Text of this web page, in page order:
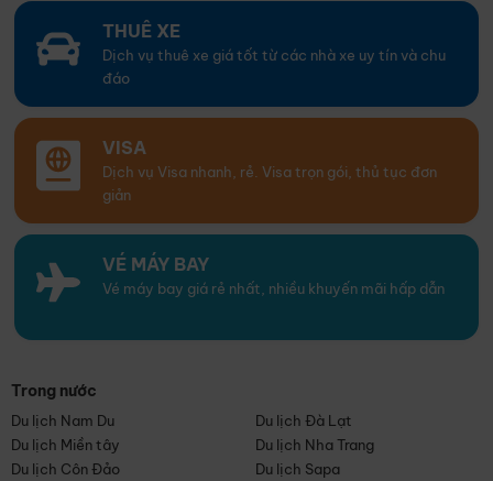
THUÊ XE
Dịch vụ thuê xe giá tốt từ các nhà xe uy tín và chu
đáo
VISA
Dịch vụ Visa nhanh, rẻ. Visa trọn gói, thủ tục đơn
giản
VÉ MÁY BAY
Vé máy bay giá rẻ nhất, nhiều khuyến mãi hấp dẫn
Trong nước
Du lịch Nam Du
Du lịch Đà Lạt
Du lịch Miền tây
Du lịch Nha Trang
Du lịch Côn Đảo
Du lịch Sapa